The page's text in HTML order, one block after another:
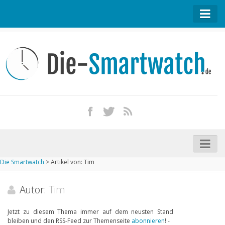
Kontakt / Tipp geben
Impressum
iPhone kaufen
Startseite
Aktuelle Smartwatches im Test
Die Smartwatch >Artikel von: Tim
Autor: Tim
Jetzt zu diesem Thema immer auf dem neusten Stand
bleiben und den RSS-Feed zur Themenseite abonnieren! -